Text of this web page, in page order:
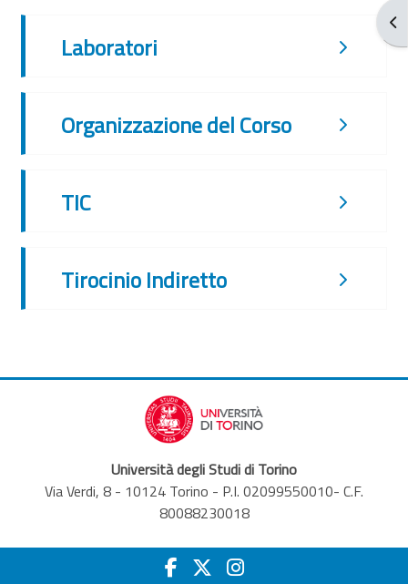
Laboratori
Organizzazione del Corso
TIC
Tirocinio Indiretto
Università degli Studi di Torino
Via Verdi, 8 - 10124 Torino - P.I. 02099550010- C.F.
80088230018